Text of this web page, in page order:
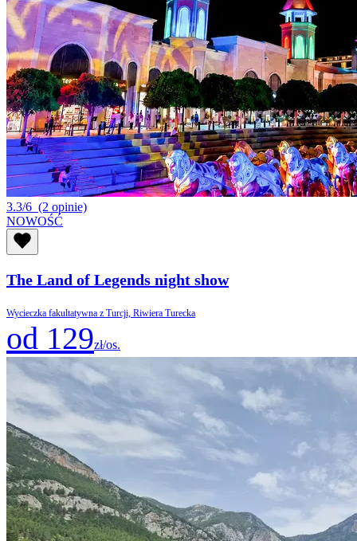
3.3/6 (2 opinie)
NOWOŚĆ
The Land of Legends night show
Wycieczka fakultatywna z Turcji, Riwiera Turecka
od 129zł/os.